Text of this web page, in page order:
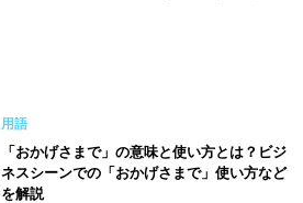
用語
「おかげさまで」の意味と使い方とは？ビジ
ネスシーンでの「おかげさまで」使い方など
を解説